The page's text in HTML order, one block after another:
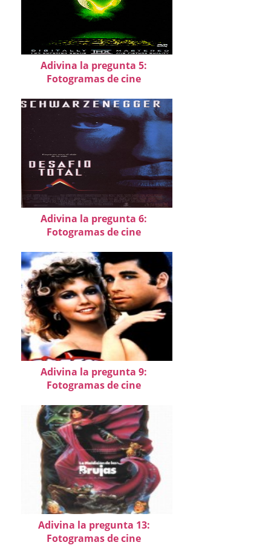
Adivina la pregunta 5:
Fotogramas de cine
Adivina la pregunta 6:
Fotogramas de cine
Adivina la pregunta 9:
Fotogramas de cine
Adivina la pregunta 13:
Fotogramas de cine